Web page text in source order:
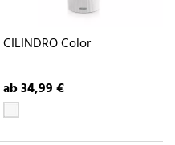
CILINDRO Color
ab 34,99 €